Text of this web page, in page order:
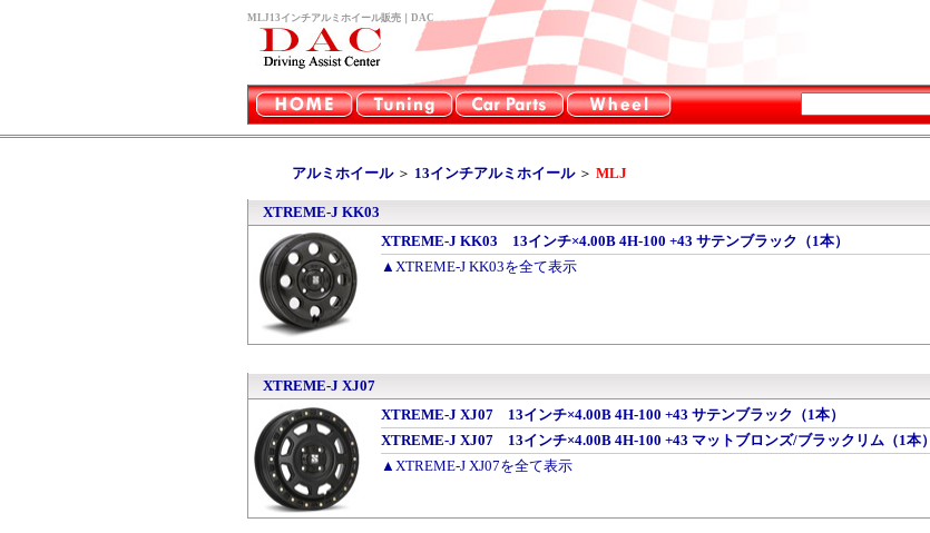
MLJ13インチアルミホイール販売｜DAC
アルミホイール＞ 13インチアルミホイール＞ MLJ
XTREME-J KK03
XTREME-J KK03 13インチ×4.00B 4H-100 +43 サテンブラック（1本）
▲XTREME-J KK03を全て表示
XTREME-J XJ07
XTREME-J XJ07 13インチ×4.00B 4H-100 +43 サテンブラック（1本）
XTREME-J XJ07 13インチ×4.00B 4H-100 +43 マットブロンズ/ブラックリム（1本）
▲XTREME-J XJ07を全て表示